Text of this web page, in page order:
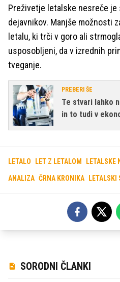
Preživetje letalske nesreče
dejavnikov. Manjše možnosti
letalu, ki trči v goro ali
usposobljeni, da v izrednih
tveganje.
PREBERI ŠE
Te stvari lahko
in to tudi v
LETALO LET Z LETALOM LETALSKE
ANALIZA ČRNA KRONIKA LETALSKI
SORODNI ČLANKI